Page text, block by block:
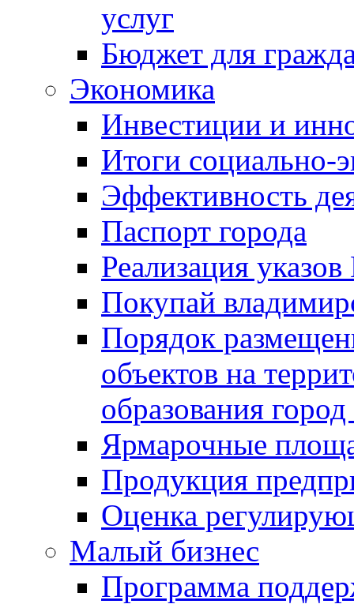
услуг
Бюджет для
Экономика
Инвестиции и
Итоги социально-
Эффективность
Паспорт города
Реализация
Покупай
Порядок
объектов на
образования
Ярмарочные
Продукция
Оценка
Малый бизнес
Программа